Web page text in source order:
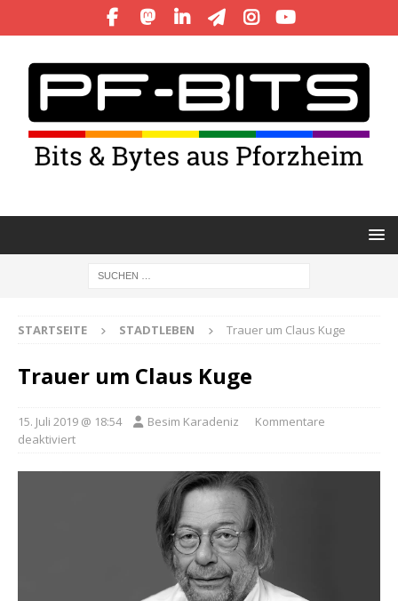
STARTSEITE STADTLEBEN Trauer um Claus Kuge
Trauer um Claus Kuge
15. Juli 2019 @ 18:54 Besim Karadeniz
Kommentare
deaktiviert